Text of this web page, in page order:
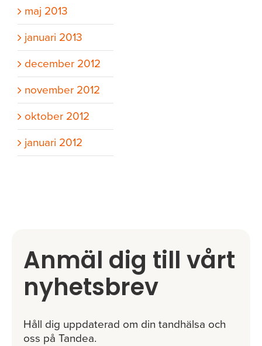
maj 2013
januari 2013
december 2012
november 2012
oktober 2012
januari 2012
Anmäl dig till vårt
nyhetsbrev
Håll dig uppdaterad om din tandhälsa och
oss på Tandea.